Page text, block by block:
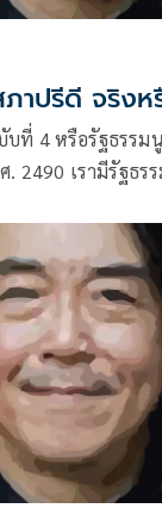
ปรีดี จริงห
บที่ 4 หรือรัฐธรร
นูญฉบับที่ 2 คือ